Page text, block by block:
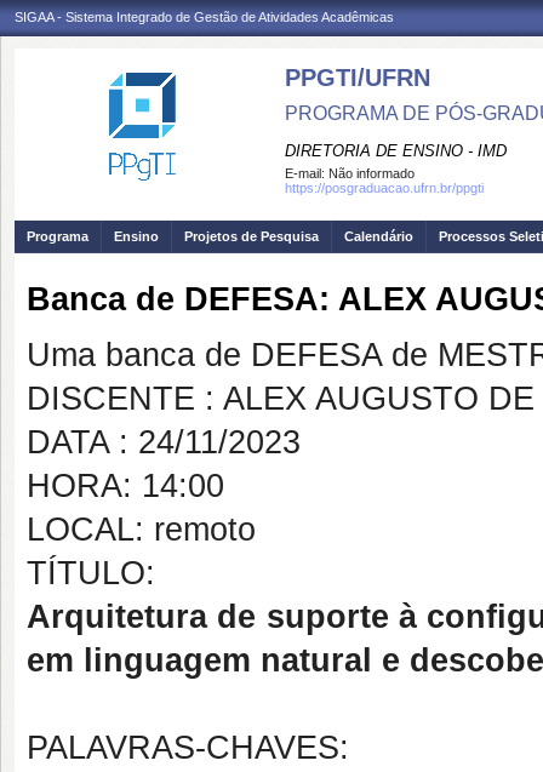
SIGAA - Sistema Integrado de Gestão de Atividades Acadêmicas
PPGTI/UFRN
PROGRAMA DE PÓS-
DIRETORIA DE ENSINO - IMD
E-mail: Não informado
https://posgraduacao.ufrn.br/ppgti
Programa Ensino Projetos de Pesquisa Calendário Processos
Banca de DEFESA: ALEX
Uma banca de DEFESA de
DISCENTE : ALEX AUGUSTO
DATA : 24/11/2023
HORA: 14:00
LOCAL: remoto
TÍTULO:
Arquitetura de suporte à
em linguagem natural e
PALAVRAS-CHAVES: